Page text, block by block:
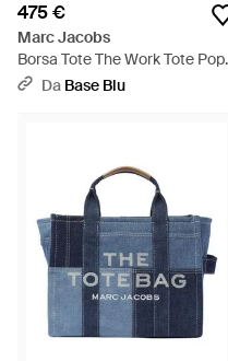
475 €
Marc Jacobs
Borsa Tote The Work Tote Pop
J Marc - Nero
Da Base Blu